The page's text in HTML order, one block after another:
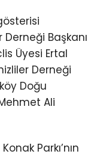
Başkanı
Üyesi Ertal
Derneği
Doğu
Ali
Parkı’nın